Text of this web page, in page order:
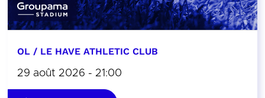
OL / LE HAVE ATHLETIC CLUB
29 août 2026 - 21:00